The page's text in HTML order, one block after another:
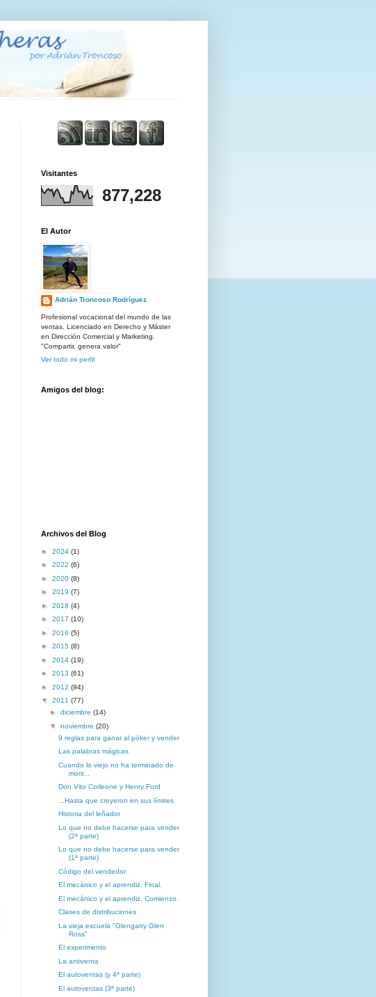
Visitantes
877,228
El Autor
Adrián Troncoso Rodríguez
Profesional vocacional del mundo de las
ventas. Licenciado en Derecho y Máster
en Dirección Comercial y Marketing.
"Compartir, genera valor"
Ver todo mi perfil
Amigos del blog:
Archivos del Blog
► 2024 (1)
► 2022 (6)
► 2020 (8)
► 2019 (7)
► 2018 (4)
► 2017 (10)
► 2016 (5)
► 2015 (8)
► 2014 (19)
► 2013 (61)
► 2012 (94)
▼ 2011 (77)
► diciembre (14)
▼ noviembre (20)
9 reglas para ganar al póker y vender
Las palabras mágicas
Cuando lo viejo no ha terminado de
morir...
Don Vito Corleone y Henry Ford
...Hasta que creyeron en sus límites
Historia del leñador
Lo que no debe hacerse para vender
(2ª parte)
Lo que no debe hacerse para vender
(1ª parte)
Código del vendedor
El mecánico y el aprendiz. Final.
El mecánico y el aprendiz. Comienzo.
Clases de distribuciones
La vieja escuela "Glengarry Glen
Ross"
El experimento
La antiventa
El autoventas (y 4ª parte)
El autoventas (3ª parte)